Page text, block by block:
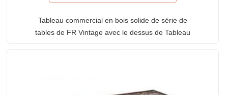
Tableau commercial en bois solide de série de
tables de FR Vintage avec le dessus de Tableau